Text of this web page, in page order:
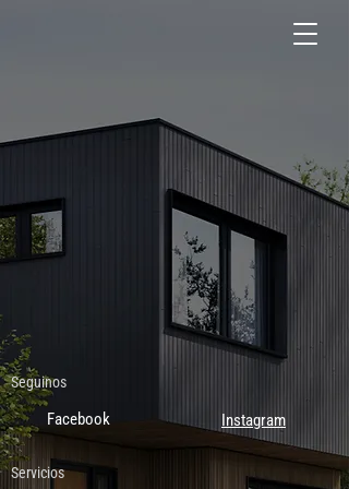
Seguinos
Facebook Instagram
Servicios